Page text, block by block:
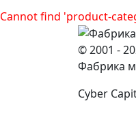
Cannot find 'product-
© 2001 -
Фабрика
Cyber